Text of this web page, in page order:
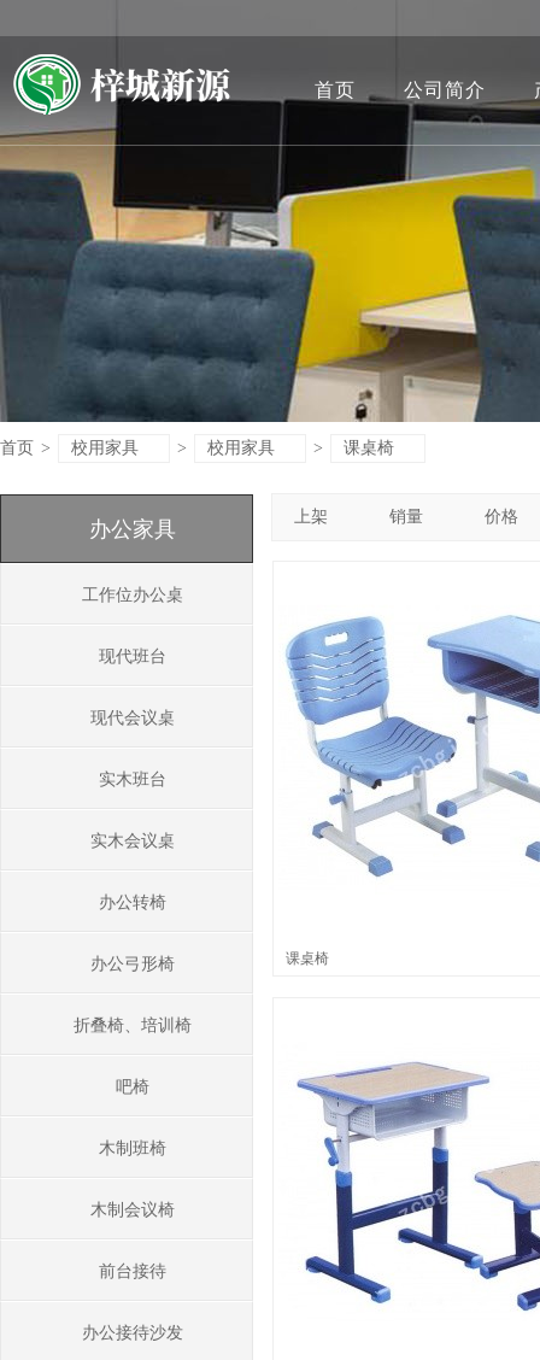
首页 公司简介
首页 > 校用家具 > 校用家具 > 课桌椅
办公家具
工作位办公桌
现代班台
现代会议桌
实木班台
实木会议桌
办公转椅
办公弓形椅
折叠椅、培训椅
吧椅
木制班椅
木制会议椅
前台接待
办公接待沙发
上架 销量 价格
课桌椅